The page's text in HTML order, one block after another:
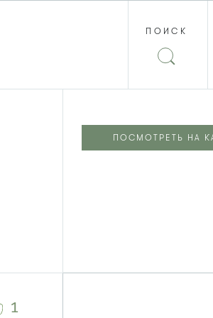
ПОИСК
ПОСМОТРЕТЬ НА
1